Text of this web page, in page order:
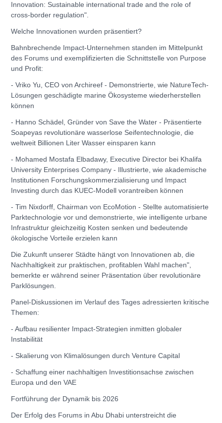
Innovation: Sustainable international trade and the role of
cross-border regulation".
Welche Innovationen wurden präsentiert?
Bahnbrechende Impact-Unternehmen standen im Mittelpunkt
des Forums und exemplifizierten die Schnittstelle von Purpose
und Profit:
- Vriko Yu, CEO von Archireef - Demonstrierte, wie NatureTech-
Lösungen geschädigte marine Ökosysteme wiederherstellen
können
- Hanno Schädel, Gründer von Save the Water - Präsentierte
Soapeyas revolutionäre wasserlose Seifentechnologie, die
weltweit Billionen Liter Wasser einsparen kann
- Mohamed Mostafa Elbadawy, Executive Director bei Khalifa
University Enterprises Company - Illustrierte, wie akademische
Institutionen Forschungskommerzialisierung und Impact
Investing durch das KUEC-Modell vorantreiben können
- Tim Nixdorff, Chairman von EcoMotion - Stellte automatisierte
Parktechnologie vor und demonstrierte, wie intelligente urbane
Infrastruktur gleichzeitig Kosten senken und bedeutende
ökologische Vorteile erzielen kann
Die Zukunft unserer Städte hängt von Innovationen ab, die
Nachhaltigkeit zur praktischen, profitablen Wahl machen",
bemerkte er während seiner Präsentation über revolutionäre
Parklösungen.
Panel-Diskussionen im Verlauf des Tages adressierten kritische
Themen:
- Aufbau resilienter Impact-Strategien inmitten globaler
Instabilität
- Skalierung von Klimalösungen durch Venture Capital
- Schaffung einer nachhaltigen Investitionsachse zwischen
Europa und den VAE
Fortführung der Dynamik bis 2026
Der Erfolg des Forums in Abu Dhabi unterstreicht die